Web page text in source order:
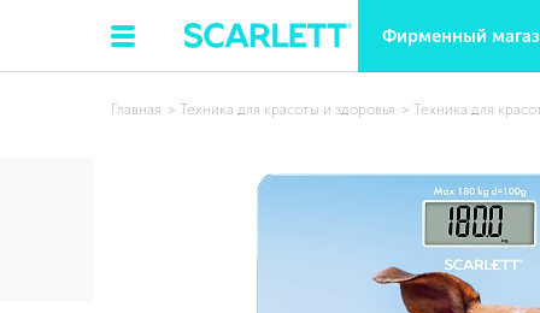
Фирменный
Главная Техника для красоты и здоровья Техника для